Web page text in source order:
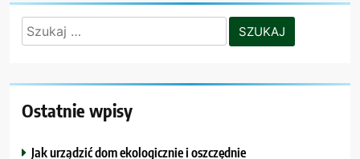
Szukaj:
Ostatnie wpisy
Jak urządzić dom ekologicznie i oszczędnie